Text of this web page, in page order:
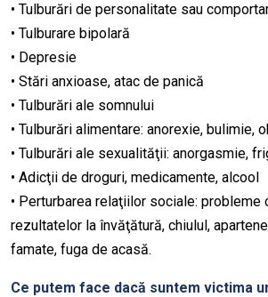
• Tulburări de personalitate sau
• Tulburare bipolară
• Depresie
• Stări anxioase, atac de panică
• Tulburări ale somnului
• Tulburări alimentare: anorexie, bulimie,
• Tulburări ale sexualităţii: anorgasmie,
• Adicţii de droguri, medicamente, alcool
• Perturbarea relaţiilor sociale: probleme
rezultatelor la învăţătură, chiulul,
famate, fuga de acasă.
Ce putem face dacă suntem victima